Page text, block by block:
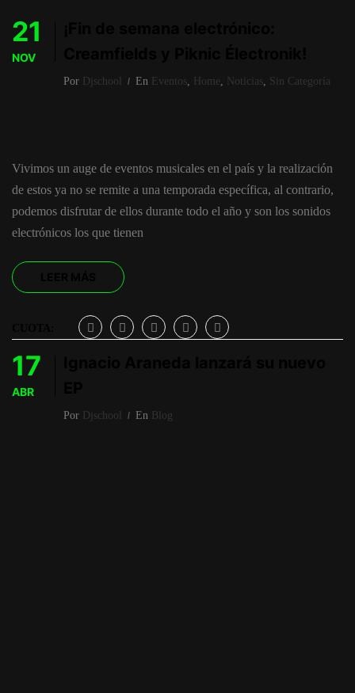
21
NOV
Por Djschool En Eventos, Home , Noticias, Sin Categoría
Vivimos un auge de eventos musicales en el país y la realización
de estos ya no se remite a una temporada específica, al contrario,
podemos disfrutar de ellos durante todo el año y son los sonidos
electrónicos los que tienen
17
ABR
Por Djschool En Blog